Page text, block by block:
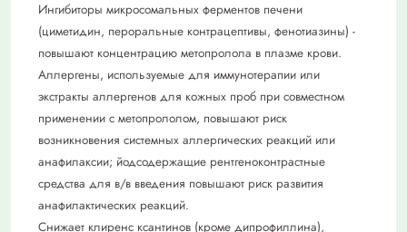
Ингибиторы микросомальных ферментов печени
(циметидин, пероральные контрацептивы, фенотиазины) -
повышают концентрацию метопролола в плазме крови.
Аллергены, используемые для иммунотерапии или
экстракты аллергенов для кожных проб при совместном
применении с метопрололом, повышают риск
возникновения системных аллергических реакций или
анафилаксии; йодсодержащие рентгеноконтрастные
средства для в/в введения повышают риск развития
анафилактических реакций.
Снижает клиренс ксантинов (кроме дипрофиллина),